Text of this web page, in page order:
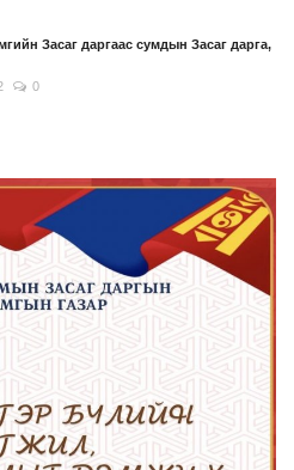
Засаг даргаас сумдын Засаг дарга,
0